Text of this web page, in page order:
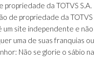
da TOTVS S.A.
de propriedade da TOTVS
um site independente e não
uma de suas franquias ou
Não se glorie o sábio na